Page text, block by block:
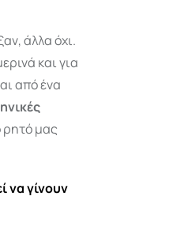
άλλα όχι.
και για
από ένα
ρητό μας
να γίνουν